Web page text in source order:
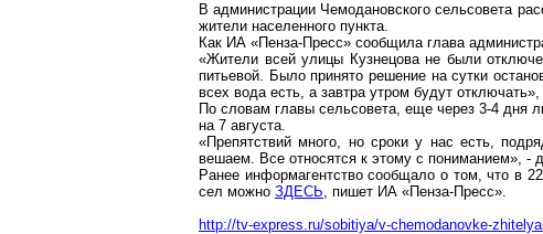
В администрации Чемодановского сельсовета
жители населенного пункта.
Как ИА «Пенза-Пресс» сообщила глава
«Жители всей улицы Кузнецова не были
питьевой. Было принято решение на сутки
всех вода есть, а завтра утром будут
По словам главы сельсовета, еще через 3-4 дня
на 7 августа.
«Препятствий много, но сроки у нас есть,
вешаем. Все относятся к этому с пониманием», -
Ранее информагентство сообщало о том, что в
сел можно ЗДЕСЬ, пишет ИА «Пенза-Пресс».
http://tv-express.ru/sobitiya/v-chemodanovke-